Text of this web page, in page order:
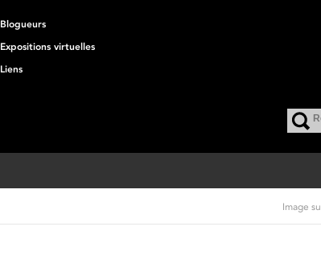
Blogueurs
Expositions virtuelles
Liens
Image